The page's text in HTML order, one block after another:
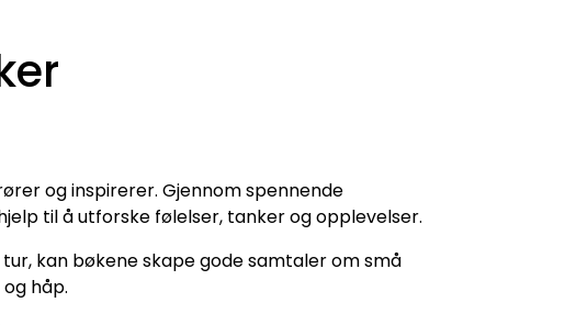
og inspirerer. Gjennom spennende
til å utforske følelser, tanker og opplevelser.
kan bøkene skape gode samtaler om små
håp.